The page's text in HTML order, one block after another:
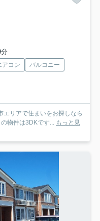
アコン
バルコニー
エリアで住まいをお探しなら
物件は3DKです... もっと見